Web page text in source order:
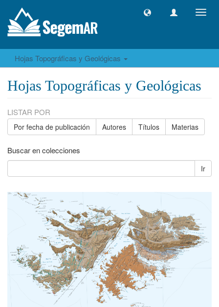
Hojas Topográficas y Geológicas
Hojas Topográficas y Geológicas
LISTAR POR
Por fecha de publicación Autores Títulos Materias
Buscar en colecciones
Ir